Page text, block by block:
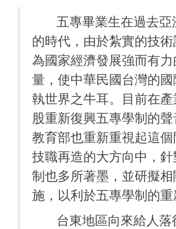
五專畢業生在過去亞
的時代，由於紮實的技
為國家經濟發展強而有力
量，使中華民國台灣的國
執世界之牛耳。目前在
股重新復興五專學制的聲
教育部也重新重視起這
技職再造的大方向中，
制也多所著墨，並研擬
施，以利於五專學制的重
台東地區向來給人落